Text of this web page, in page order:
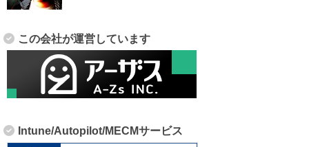
この会社が運営しています
Intune/Autopilot/MECMサービス